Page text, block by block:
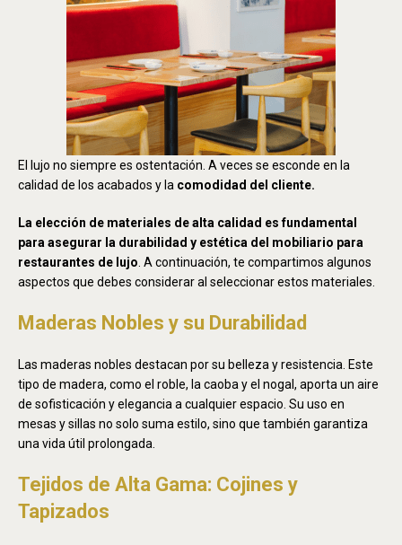
El lujo no siempre es ostentación. A veces se esconde en la
calidad de los acabados y la comodidad del cliente.
La elección de materiales de alta calidad es fundamental
para asegurar la durabilidad y estética del mobiliario para
restaurantes de lujo . A continuación, te compartimos algunos
aspectos que debes considerar al seleccionar estos materiales.
Maderas Nobles y su Durabilidad
Las maderas nobles destacan por su belleza y resistencia. Este
tipo de madera, como el roble, la caoba y el nogal, aporta un aire
de sofisticación y elegancia a cualquier espacio. Su uso en
mesas y sillas no solo suma estilo, sino que también garantiza
una vida útil prolongada.
Tejidos de Alta Gama: Cojines y
Tapizados